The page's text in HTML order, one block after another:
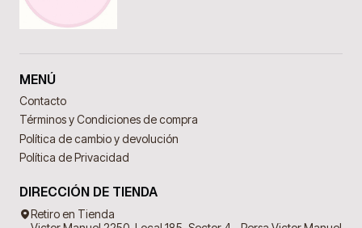
MENÚ
Contacto
Términos y Condiciones de compra
Política de cambio y devolución
Política de Privacidad
DIRECCIÓN DE TIENDA
Retiro en Tienda